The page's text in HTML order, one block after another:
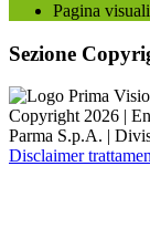
Pagina
Sezione
Copyright 2026 |
Parma S.p.A. |
Disclaimer